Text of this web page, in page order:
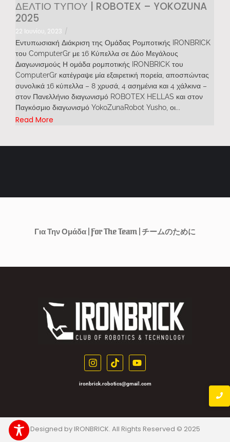
ΔΕΛΤΙΟ ΤΥΠΟΥ | ROBOTEX – YOKOZUNA
2025
22 Ιουνίου, 2023 /
Εντυπωσιακή Διάκριση της Ομάδας Ρομποτικής IRONBRICK
του ComputerGr με 16 Κύπελλα σε Δύο Μεγάλους
Διαγωνισμούς Η ομάδα ρομποτικής IRONBRICK του
ComputerGr κατέγραψε μία εξαιρετική πορεία, αποσπώντας
συνολικά 16 κύπελλα – 8 χρυσά, 4 ασημένια και 4 χάλκινα –
στον Πανελλήνιο διαγωνισμό ROBOTEX HELLAS και στον
Παγκόσμιο διαγωνισμό YokoZunaRobot Yusho, οι...
Read More
Για Την Ομάδα | For The Team | チームのために
ironbrick.robotics@gmail.com
Designed by IRONBRICK. All Rights Reserved © 2025